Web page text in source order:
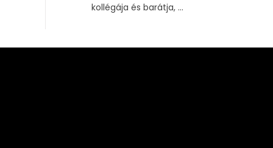
kollégája és barátja, ...